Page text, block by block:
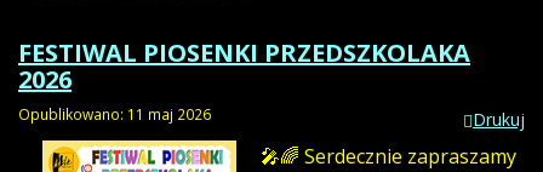
FESTIWAL PIOSENKI PRZEDSZKOLAKA
2026
Drukuj
Opublikowano: 11 maj 2026
🎤🌈 Serdecznie zapraszamy